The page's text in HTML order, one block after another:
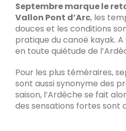
Septembre marque le
Vallon Pont d’Arc, les
douces et les conditions
pratique du canoë kayak.
en toute quiétude de
Pour les plus téméraires,
sont aussi synonyme des
saison, l’Ardèche se fait
des sensations fortes sont